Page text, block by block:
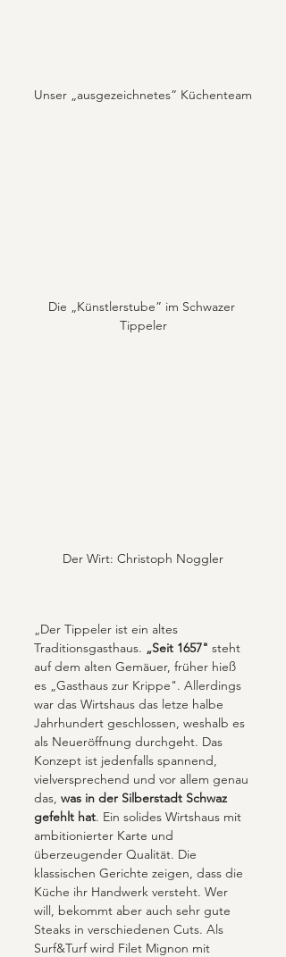
Unser „ausgezeichnetes” Küchenteam
Die „Künstlerstube” im Schwazer
Tippeler
Der Wirt: Christoph Noggler
„Der Tippeler ist ein altes
Traditionsgasthaus. „Seit 1657" steht
auf dem alten Gemäuer, früher hieß
es „Gasthaus zur Krippe". Allerdings
war das Wirtshaus das letze halbe
Jahrhundert geschlossen, weshalb es
als Neueröffnung durchgeht. Das
Konzept ist jedenfalls spannend,
vielversprechend und vor allem genau
das, was in der Silberstadt Schwaz
gefehlt hat. Ein solides Wirtshaus mit
ambitionierter Karte und
überzeugender Qualität. Die
klassischen Gerichte zeigen, dass die
Küche ihr Handwerk versteht. Wer
will, bekommt aber auch sehr gute
Steaks in verschiedenen Cuts. Als
Surf&Turf wird Filet Mignon mit